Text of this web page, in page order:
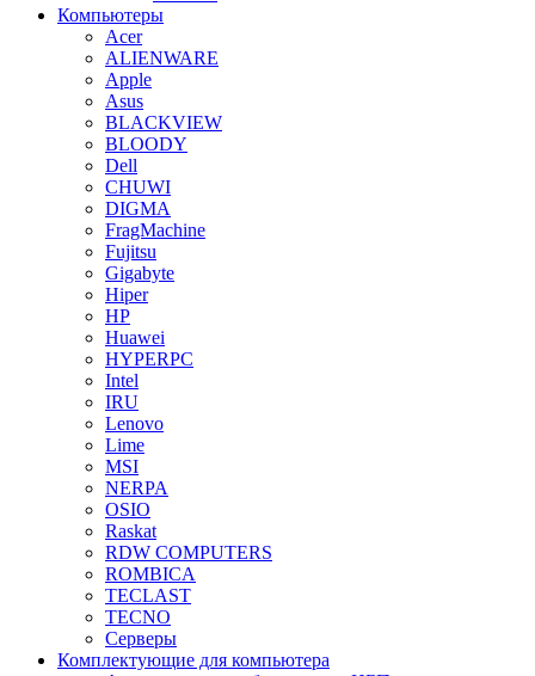
Компьютеры
Acer
ALIENWARE
Apple
Asus
BLACKVIEW
BLOODY
Dell
CHUWI
DIGMA
FragMachine
Fujitsu
Gigabyte
Hiper
HP
Huawei
HYPERPC
Intel
IRU
Lenovo
Lime
MSI
NERPA
OSIO
Raskat
RDW COMPUTERS
ROMBICA
TECLAST
TECNO
Серверы
Комплектующие для компьютера